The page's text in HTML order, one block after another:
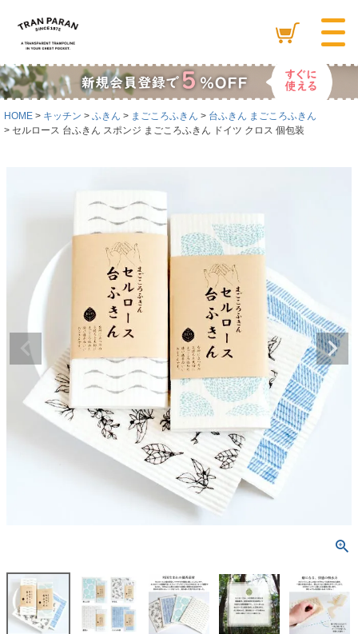
HOME キッチン ふきん まごころふきん
台ふきん まごころふきん
セルロース 台ふきん スポンジ まごころふきん ドイツ クロス 個包装